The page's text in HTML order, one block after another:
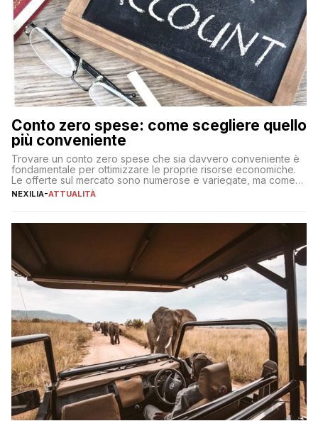
Conto zero spese: come scegliere quello
più conveniente
Trovare un conto zero spese che sia davvero conveniente è
fondamentale per ottimizzare le proprie risorse economiche.
Le offerte sul mercato sono numerose e variegate, ma come
individuare quella più adatta alle proprie esigenze senza
sul […]
NEXILIA-ATTUALITÀ